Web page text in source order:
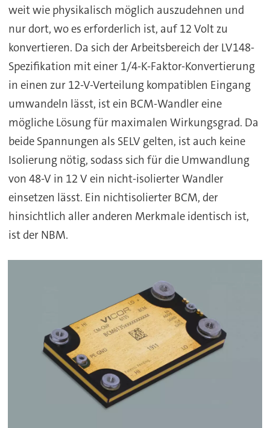
weit wie physikalisch möglich auszudehnen und
nur dort, wo es erforderlich ist, auf 12 Volt zu
konvertieren. Da sich der Arbeitsbereich der LV148-
Spezifikation mit einer 1/4-K-Faktor-Konvertierung
in einen zur 12-V-Verteilung kompatiblen Eingang
umwandeln lässt, ist ein BCM-Wandler eine
mögliche Lösung für maximalen Wirkungsgrad. Da
beide Spannungen als SELV gelten, ist auch keine
Isolierung nötig, sodass sich für die Umwandlung
von 48-V in 12 V ein nicht-isolierter Wandler
einsetzen lässt. Ein nichtisolierter BCM, der
hinsichtlich aller anderen Merkmale identisch ist,
ist der NBM.